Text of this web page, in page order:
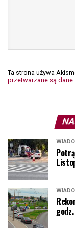
Ta strona używa
przetwarzane są dane